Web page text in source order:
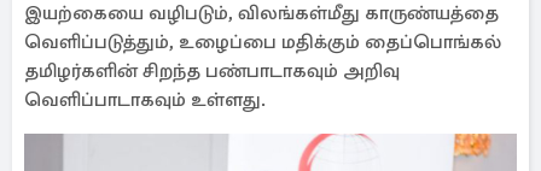
இயற்கையை வழிபடும், விலங்கள்மீது காருண்யத்தை
வெளிப்படுத்தும், உழைப்பை மதிக்கும் தைப்பொங்கல்
தமிழர்களின் சிறந்த பண்பாடாகவும் அறிவு
வெளிப்பாடாகவும் உள்ளது.